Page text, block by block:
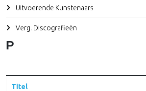
Uitvoerende Kunstenaars
Verg. Discografieën
P
Titel